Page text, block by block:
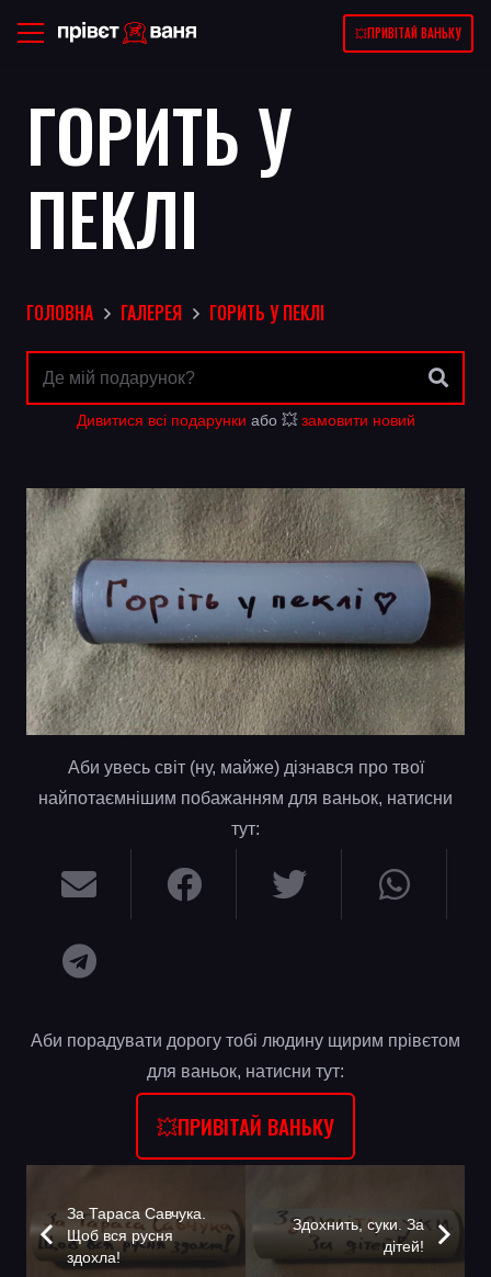
💥ПРИВІТАЙ ВАНЬКУ
ГОРИТЬ У
ПЕКЛІ
ГОЛОВНА ГАЛЕРЕЯ ГОРИТЬ У ПЕКЛІ
Дивитися всі подарунки або 💥замовити новий
Аби увесь світ (ну, майже) дізнався про твої
найпотаємнішим побажанням для ваньок, натисни
тут:
Аби порадувати дорогу тобі людину щирим прівєтом
для ваньок, натисни тут:
💥ПРИВІТАЙ ВАНЬКУ
За Тараса Савчука.
Щоб вся русня
здохла!
Здохнить, суки. За
дітей!